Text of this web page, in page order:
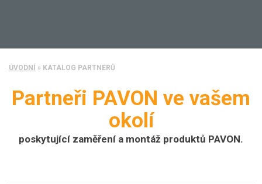
ÚVODNÍ » KATALOG PARTNERŮ
Partneři PAVON ve vašem
okolí
poskytující zaměření a montáž produktů PAVON.